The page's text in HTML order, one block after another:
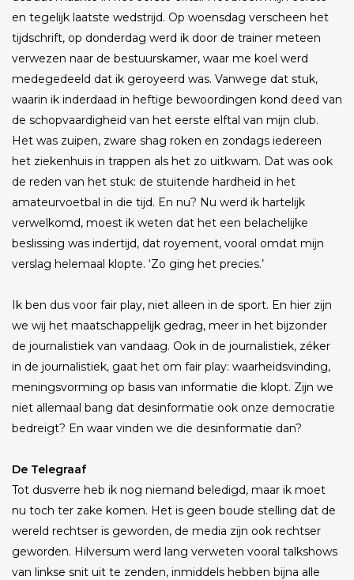
en tegelijk laatste wedstrijd. Op woensdag verscheen het
tijdschrift, op donderdag werd ik door de trainer meteen
verwezen naar de bestuurskamer, waar me koel werd
medegedeeld dat ik geroyeerd was. Vanwege dat stuk,
waarin ik inderdaad in heftige bewoordingen kond deed van
de schopvaardigheid van het eerste elftal van mijn club.
Het was zuipen, zware shag roken en zondags iedereen
het ziekenhuis in trappen als het zo uitkwam. Dat was ook
de reden van het stuk: de stuitende hardheid in het
amateurvoetbal in die tijd. En nu? Nu werd ik hartelijk
verwelkomd, moest ik weten dat het een belachelijke
beslissing was indertijd, dat royement, vooral omdat mijn
verslag helemaal klopte. ‘Zo ging het precies.’
Ik ben dus voor fair play, niet alleen in de sport. En hier zijn
we wij het maatschappelijk gedrag, meer in het bijzonder
de journalistiek van vandaag. Ook in de journalistiek, zéker
in de journalistiek, gaat het om fair play: waarheidsvinding,
meningsvorming op basis van informatie die klopt. Zijn we
niet allemaal bang dat desinformatie ook onze democratie
bedreigt? En waar vinden we die desinformatie dan?
De Telegraaf
Tot dusverre heb ik nog niemand beledigd, maar ik moet
nu toch ter zake komen. Het is geen boude stelling dat de
wereld rechtser is geworden, de media zijn ook rechtser
geworden. Hilversum werd lang verweten vooral talkshows
van linkse snit uit te zenden, inmiddels hebben bijna alle